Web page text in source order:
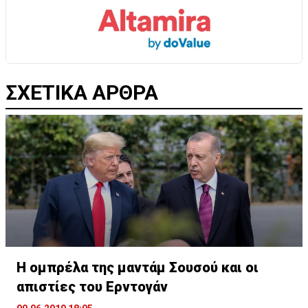
ΣΧΕΤΙΚΑ ΑΡΘΡΑ
Η ομπρέλα της μαντάμ Σουσού και οι
απιστίες του Ερντογάν